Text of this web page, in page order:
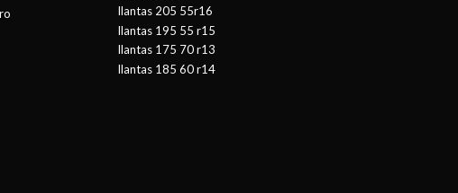
llantas 205 55r16
llantas 195 55 r15
llantas 175 70 r13
llantas 185 60 r14